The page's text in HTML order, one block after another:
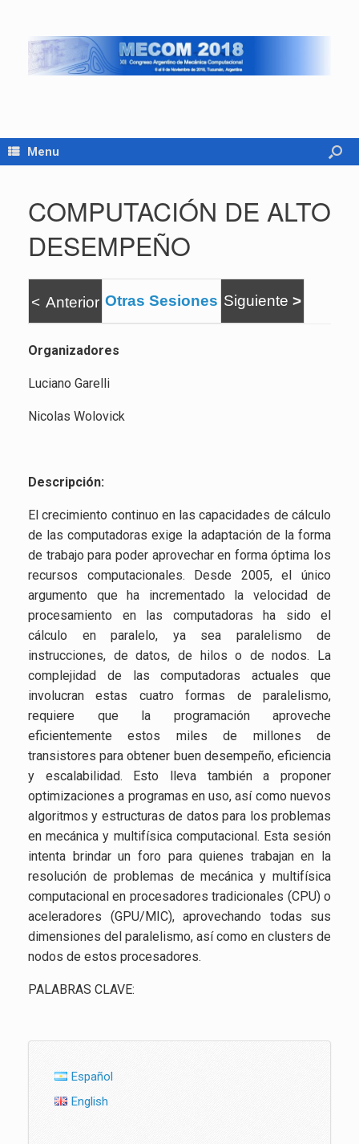
Menu
COMPUTACIÓN DE ALTO
DESEMPEÑO
< Anterior Otras Sesiones Siguiente >
Organizadores
Luciano Garelli
Nicolas Wolovick
Descripción:
El crecimiento continuo en las capacidades de cálculo
de las computadoras exige la adaptación de la forma
de trabajo para poder aprovechar en forma óptima los
recursos computacionales. Desde 2005, el único
argumento que ha incrementado la velocidad de
procesamiento en las computadoras ha sido el
cálculo en paralelo, ya sea paralelismo de
instrucciones, de datos, de hilos o de nodos. La
complejidad de las computadoras actuales que
involucran estas cuatro formas de paralelismo,
requiere que la programación aproveche
eficientemente estos miles de millones de
transistores para obtener buen desempeño, eficiencia
y escalabilidad. Esto lleva también a proponer
optimizaciones a programas en uso, así como nuevos
algoritmos y estructuras de datos para los problemas
en mecánica y multifísica computacional. Esta sesión
intenta brindar un foro para quienes trabajan en la
resolución de problemas de mecánica y multifísica
computacional en procesadores tradicionales (CPU) o
aceleradores (GPU/MIC), aprovechando todas sus
dimensiones del paralelismo, así como en clusters de
nodos de estos procesadores.
PALABRAS CLAVE:
Español
English